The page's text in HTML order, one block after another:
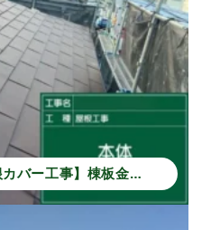
[中野区 M様邸]【屋根カバー工事】棟板金から本体葺きまでの施工事例｜安心の防水・耐久性アップ